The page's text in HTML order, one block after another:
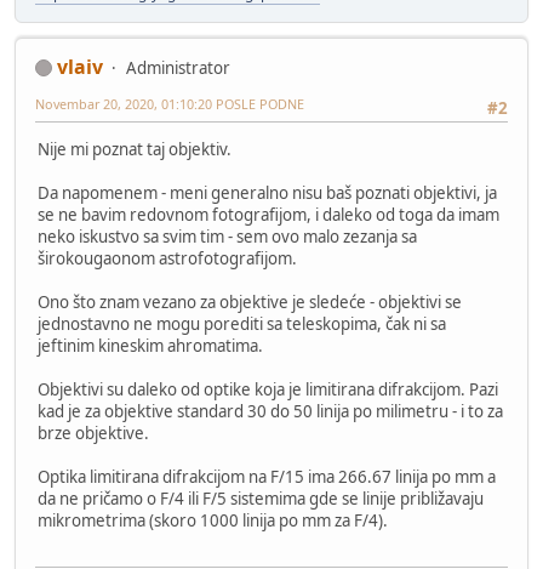
vlaiv
Administrator
#2
Novembar 20, 2020, 01:10:20 POSLE PODNE
Nije mi poznat taj objektiv.
Da napomenem - meni generalno nisu baš poznati objektivi, ja
se ne bavim redovnom fotografijom, i daleko od toga da imam
neko iskustvo sa svim tim - sem ovo malo zezanja sa
širokougaonom astrofotografijom.
Ono što znam vezano za objektive je sledeće - objektivi se
jednostavno ne mogu porediti sa teleskopima, čak ni sa
jeftinim kineskim ahromatima.
Objektivi su daleko od optike koja je limitirana difrakcijom. Pazi
kad je za objektive standard 30 do 50 linija po milimetru - i to za
brze objektive.
Optika limitirana difrakcijom na F/15 ima 266.67 linija po mm a
da ne pričamo o F/4 ili F/5 sistemima gde se linije približavaju
mikrometrima (skoro 1000 linija po mm za F/4).